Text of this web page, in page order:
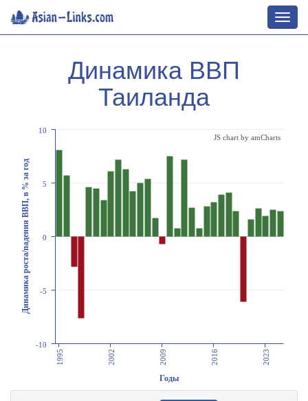
Динамика ВВП
Таиланда
1995 2002 2009 2016 2023
Годы
-10
-5
0
5
10
Динамика роста/падения ВВП, в % за год
JS chart by amCharts